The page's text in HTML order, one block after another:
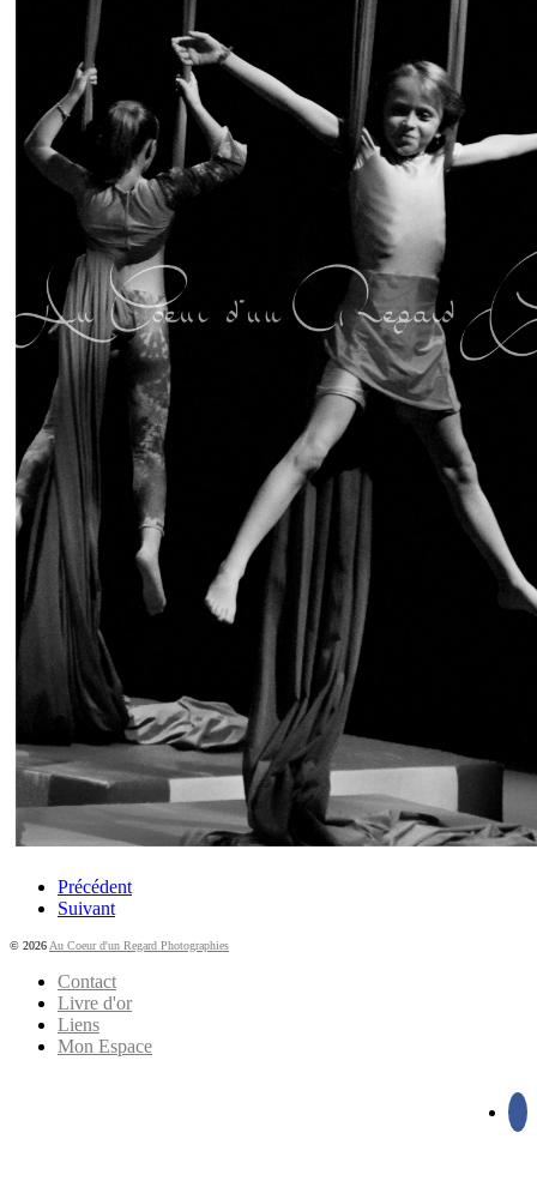
Précédent
Suivant
© 2026 Au Coeur d'un Regard Photographies
Contact
Livre d'or
Liens
Mon Espace